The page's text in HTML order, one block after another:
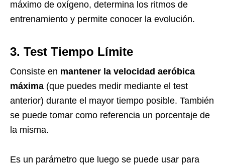
máximo de oxígeno, determina los ritmos de
entrenamiento y permite conocer la evolución.
3. Test Tiempo Límite
Consiste en mantener la velocidad aeróbica
máxima (que puedes medir mediante el test
anterior) durante el mayor tiempo posible. También
se puede tomar como referencia un porcentaje de
la misma.
Es un parámetro que luego se puede usar para